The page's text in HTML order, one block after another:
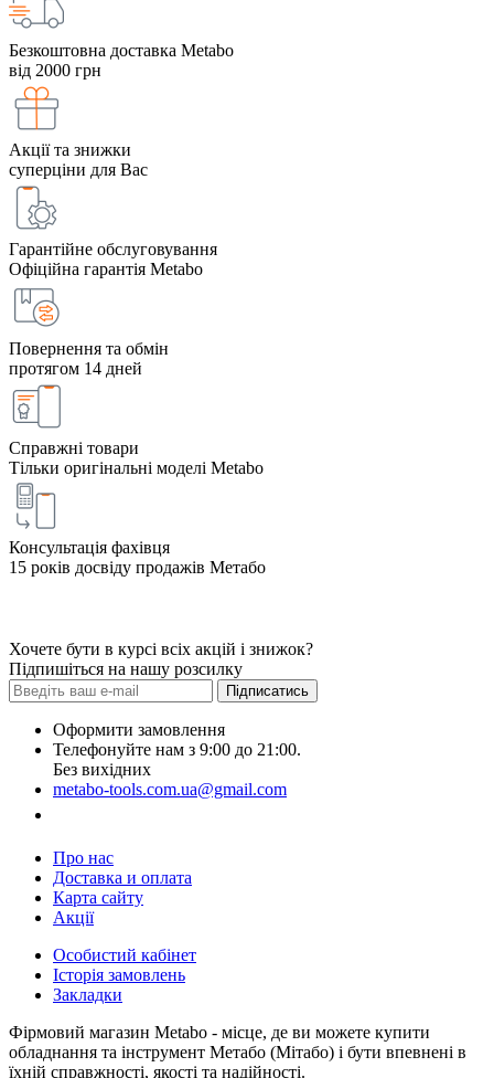
Безкоштовна доставка Metabo
від 2000 грн
Акції та знижки
суперціни для Вас
Гарантійне обслуговування
Офіційна гарантія Metabo
Повернення та обмін
протягом 14 дней
Справжні товари
Тільки оригінальні моделі Metabo
Консультація фахівця
15 років досвіду продажів Метабо
Хочете бути в курсі всіх акцій і знижок?
Підпишіться на нашу розсилку
Підписатись
Оформити замовлення
Телефонуйте нам з 9:00 до 21:00.
Без вихідних
metabo-tools.com.ua@gmail.com
Про нас
Доставка и оплата
Карта сайту
Акції
Особистий кабінет
Історія замовлень
Закладки
Фірмовий магазин Metabo - місце, де ви можете купити
обладнання та інструмент Метабо (Мітабо) і бути впевнені в
їхній справжності, якості та надійності.